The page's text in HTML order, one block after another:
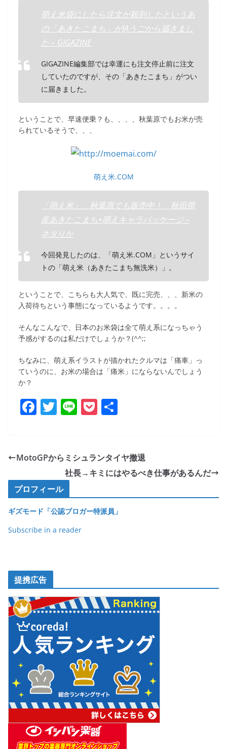
萌え米袋にしたら注文が殺到したというあ
の「あきたこまち」がJAうごから届きまし
た – GIGAZINE
GIGAZINE編集部では幸運にも注文停止前に注文
していたのですが、その「あきたこまち」がつい
に届きました。
ということで、早速便乗？も、、、、秋葉原でもお米が売
られているそうで、、、
萌え米.COM
「萌え米」、秋葉原でも販売中！ 秋田県
産あきたこまち+萌えキャラパッケージ –
ネタりか
今回発見したのは、「萌え米.COM」というサイ
トの「萌え米（あきたこまち無洗米）」。
ということで、こちらも大人気で、既に完売、、、新米の
入荷待ちという事態になっているようです。。。。
そんなこんなで、日本のお米袋は全て萌え系になっちゃう
予感がするのは私だけでしょうか？(^^;;
ちなみに、萌え系イラストが描かれたクルマは「痛車」っ
ていうのに、お米の場合は「痛米」にならないんでしょう
か？
F
e
o
o
k
T
er
Li P
et
MotoGPからミシュランタイヤ撤退
社長→キミにはやるべき仕事があるんだ
プロフィール
ギズモード「公認ブロガー特派員」
Subscribe in a reader
提携広告